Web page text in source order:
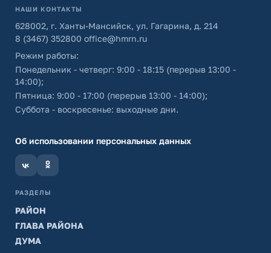
НАШИ КОНТАКТЫ
628002, г. Ханты-Мансийск, ул. Гагарина, д. 214
8 (3467) 352800 office@hmrn.ru
Режим работы:
Понедельник - четверг: 9:00 - 18:15 (перерыв 13:00 -
14:00);
Пятница: 9:00 - 17:00 (перерыв 13:00 - 14:00);
Суббота - воскресенье: выходные дни.
Об использовании персональных данных
РАЗДЕЛЫ
РАЙОН
ГЛАВА РАЙОНА
ДУМА